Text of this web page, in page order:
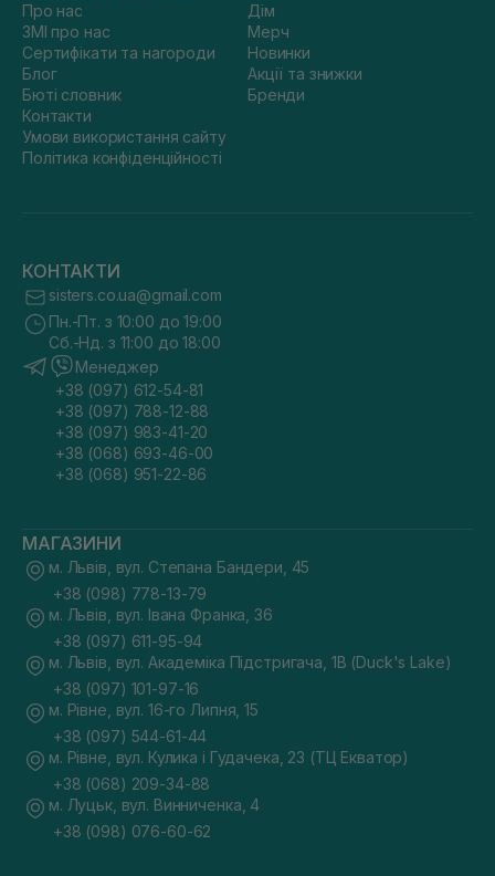
Про нас
ЗМІ про нас
Сертифікати та нагороди
Блог
Бюті словник
Контакти
Умови використання сайту
Політика конфіденційності
Дім
Мерч
Новинки
Акції та знижки
Бренди
КОНТАКТИ
sisters.co.ua@gmail.com
Пн.-Пт. з 10:00 до 19:00
Сб.-Нд. з 11:00 до 18:00
Менеджер
+38 (097) 612-54-81
+38 (097) 788-12-88
+38 (097) 983-41-20
+38 (068) 693-46-00
+38 (068) 951-22-86
МАГАЗИНИ
м. Львів, вул. Степана Бандери, 45
+38 (098) 778-13-79
м. Львів, вул. Івана Франка, 36
+38 (097) 611-95-94
м. Львів, вул. Академіка Підстригача, 1В (Duck's Lake)
+38 (097) 101-97-16
м. Рівне, вул. 16-го Липня, 15
+38 (097) 544-61-44
м. Рівне, вул. Кулика і Гудачека, 23 (ТЦ Екватор)
+38 (068) 209-34-88
м. Луцьк, вул. Винниченка, 4
+38 (098) 076-60-62